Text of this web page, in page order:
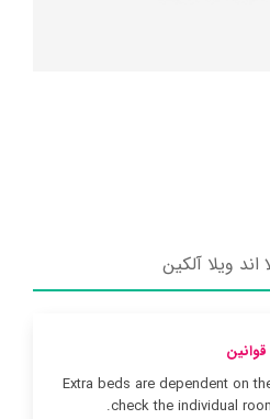
ویلا آلکین
قوانین
Extra beds are dependent on
check the individual